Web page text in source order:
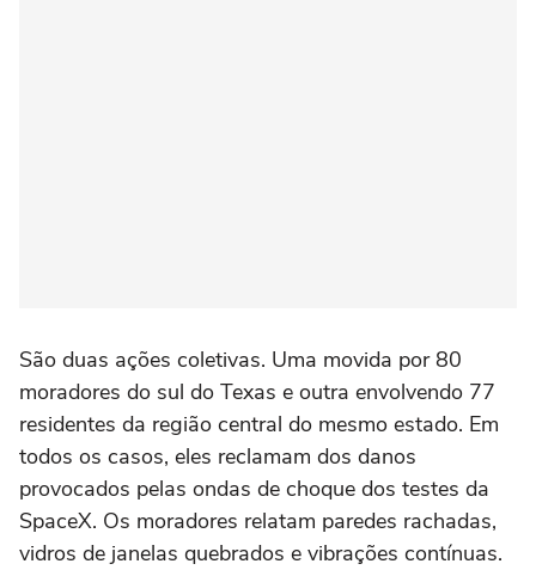
São duas ações coletivas. Uma movida por 80
moradores do sul do Texas e outra envolvendo 77
residentes da região central do mesmo estado. Em
todos os casos, eles reclamam dos danos
provocados pelas ondas de choque dos testes da
SpaceX. Os moradores relatam paredes rachadas,
vidros de janelas quebrados e vibrações contínuas.